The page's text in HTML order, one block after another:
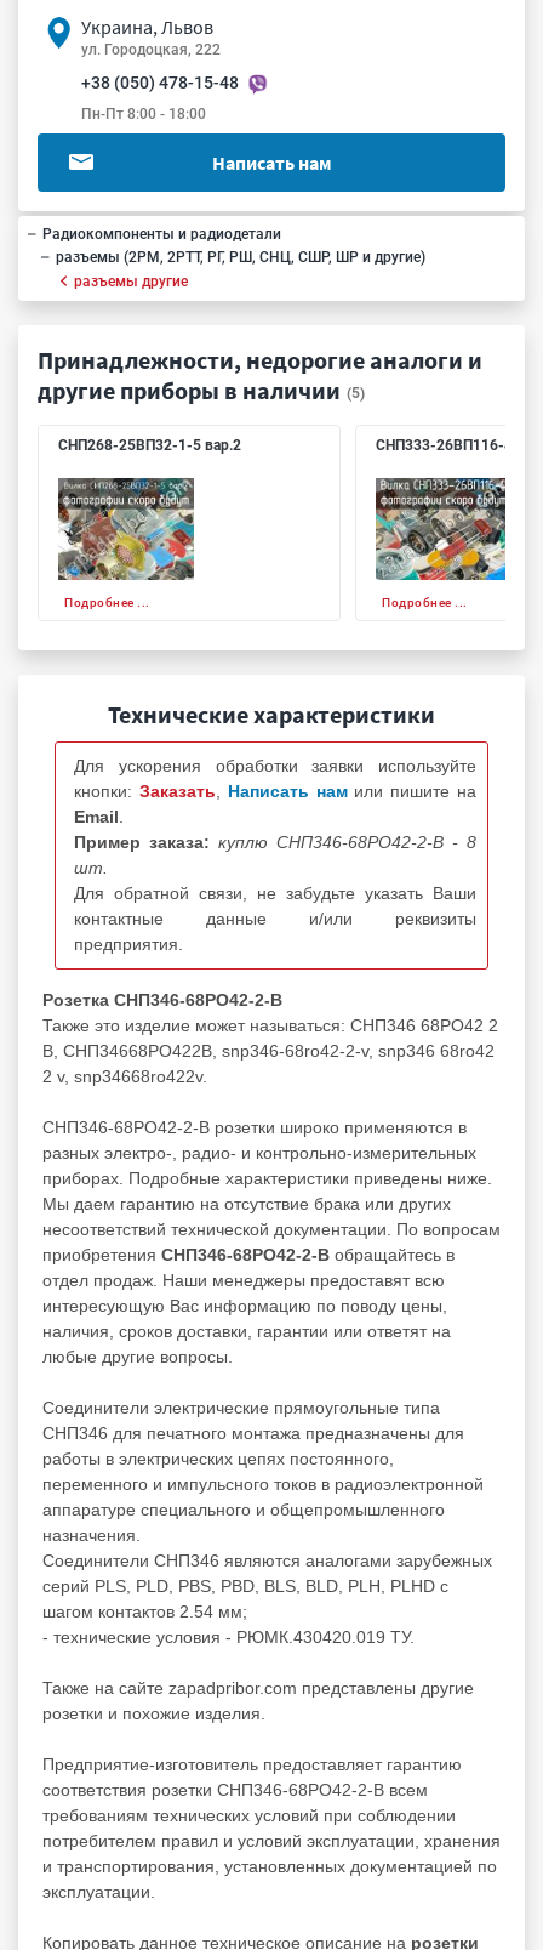
Украина, Львов
ул. Городоцкая, 222
+38 (050) 478-15-48
Пн-Пт 8:00 - 18:00
Написать нам
Радиокомпоненты и радиодетали
разъемы (2РМ, 2РТТ, РГ, РШ, СНЦ, СШР, ШР и другие)
разъемы другие
Принадлежности, недорогие аналоги и
другие приборы в наличии (5)
СНП268-25ВП32-1-5 вар.2
Подробнее ...
СНП333-26ВП116-4
Подробнее ...
Технические характеристики
Для ускорения обработки заявки используйте
кнопки: Заказать Написать нам или пишите на
Email
Пример заказа: куплю СНП346-68РО42-2-В - 8
шт.
Для обратной связи, не забудьте указать Ваши
контактные данные и/или реквизиты
предприятия.
Розетка СНП346-68РО42-2-В
Также это изделие может называться: СНП346 68РО42 2
В, СНП34668РО422В, snp346-68ro42-2-v, snp346 68ro42
2 v, snp34668ro422v.
СНП346-68РО42-2-В розетки широко применяются в
разных электро-, радио- и контрольно-измерительных
приборах. Подробные характеристики приведены ниже.
Мы даем гарантию на отсутствие брака или других
несоответствий технической документации. По вопросам
приобретения СНП346-68РО42-2-В обращайтесь в
отдел продаж. Наши менеджеры предоставят всю
интересующую Вас информацию по поводу цены,
наличия, сроков доставки, гарантии или ответят на
любые другие вопросы.
Соединители электрические прямоугольные типа
СНП346 для печатного монтажа предназначены для
работы в электрических цепях постоянного,
переменного и импульсного токов в радиоэлектронной
аппаратуре специального и общепромышленного
назначения.
Соединители СНП346 являются аналогами зарубежных
серий PLS, PLD, PBS, PBD, BLS, BLD, PLH, PLHD с
шагом контактов 2.54 мм;
- технические условия - РЮМК.430420.019 ТУ.
Также на сайте zapadpribor.com представлены другие
розетки и похожие изделия.
Предприятие-изготовитель предоставляет гарантию
соответствия розетки СНП346-68РО42-2-В всем
требованиям технических условий при соблюдении
потребителем правил и условий эксплуатации, хранения
и транспортирования, установленных документацией по
эксплуатации.
Копировать данное техническое описание на розетки